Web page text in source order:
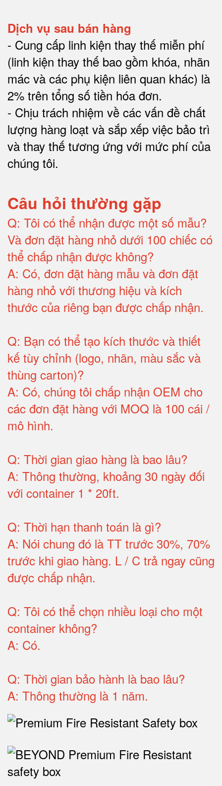
Dịch vụ sau bán hàng
- Cung cấp linh kiện thay thế miễn phí
(linh kiện thay thế bao gồm khóa, nhãn
mác và các phụ kiện liên quan khác) là
2% trên tổng số tiền hóa đơn.
- Chịu trách nhiệm về các vấn đề chất
lượng hàng loạt và sắp xếp việc bảo trì
và thay thế tương ứng với mức phí của
chúng tôi.
Câu hỏi thường gặp
Q: Tôi có thể nhận được một số mẫu?
Và đơn đặt hàng nhỏ dưới 100 chiếc có
thể chấp nhận được không?
A: Có, đơn đặt hàng mẫu và đơn đặt
hàng nhỏ với thương hiệu và kích
thước của riêng bạn được chấp nhận.
Q: Bạn có thể tạo kích thước và thiết
kế tùy chỉnh (logo, nhãn, màu sắc và
thùng carton)?
A: Có, chúng tôi chấp nhận OEM cho
các đơn đặt hàng với MOQ là 100 cái /
mô hình.
Q: Thời gian giao hàng là bao lâu?
A: Thông thường, khoảng 30 ngày đối
với container 1 * 20ft.
Q: Thời hạn thanh toán là gì?
A: Nói chung đó là TT trước 30%, 70%
trước khi giao hàng. L / C trả ngay cũng
được chấp nhận.
Q: Tôi có thể chọn nhiều loại cho một
container không?
A: Có.
Q: Thời gian bảo hành là bao lâu?
A: Thông thường là 1 năm.